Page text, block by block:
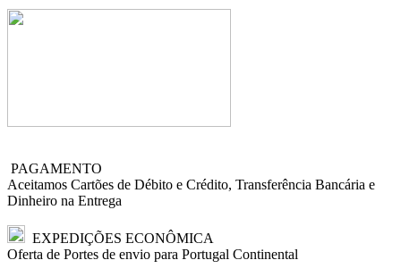
PAGAMENTO
Aceitamos Cartões de Débito e Crédito, Transferência Bancária e
Dinheiro na Entrega
EXPEDIÇÕES ECONÔMICA
Oferta de Portes de envio para Portugal Continental